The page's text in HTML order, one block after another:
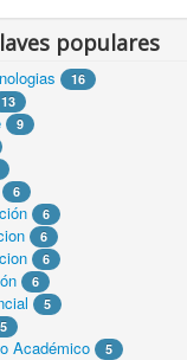
populares
16
13
9
6
6
6
6
6
5
5
Académico 5